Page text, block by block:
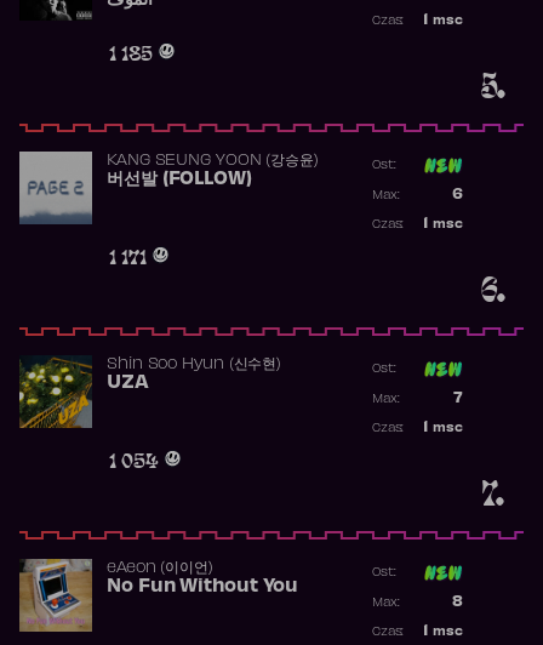
5.
1 185
msc
Czas:
6.
KANG SEUNG YOON (강승윤)
버선발 (FOLLOW)
1 171
Ost:
6
Max:
msc
Czas:
7.
Shin Soo Hyun (신수현)
UZA
1 054
Ost:
7
Max:
msc
Czas:
​eAeon (이이언)
No Fun Without You
Ost:
8
Max:
msc
Czas: